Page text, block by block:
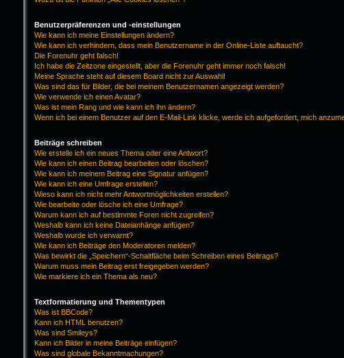
Benutzerpräferenzen und -einstellungen
Wie kann ich meine Einstellungen ändern?
Wie kann ich verhindern, dass mein Benutzername in der Online-Liste auftaucht?
Die Forenuhr geht falsch!
Ich habe die Zeitzone eingestellt, aber die Forenuhr geht immer noch falsch!
Meine Sprache steht auf diesem Board nicht zur Auswahl!
Was sind das für Bilder, die bei meinem Benutzernamen angezeigt werden?
Wie verwende ich einen Avatar?
Was ist mein Rang und wie kann ich ihn ändern?
Wenn ich bei einem Benutzer auf den E-Mail-Link klicke, werde ich aufgefordert, mich
Beiträge schreiben
Wie erstelle ich ein neues Thema oder eine Antwort?
Wie kann ich einen Beitrag bearbeiten oder löschen?
Wie kann ich meinem Beitrag eine Signatur anfügen?
Wie kann ich eine Umfrage erstellen?
Wieso kann ich nicht mehr Antwortmöglichkeiten erstellen?
Wie bearbeite oder lösche ich eine Umfrage?
Warum kann ich auf bestimmte Foren nicht zugreifen?
Weshalb kann ich keine Dateianhänge anfügen?
Weshalb wurde ich verwarnt?
Wie kann ich Beiträge den Moderatoren melden?
Was bewirkt die „Speichern“-Schaltfläche beim Schreiben eines Beitrags?
Warum muss mein Beitrag erst freigegeben werden?
Wie markiere ich ein Thema als neu?
Textformatierung und Thementypen
Was ist BBCode?
Kann ich HTML benutzen?
Was sind Smileys?
Kann ich Bilder in meine Beiträge einfügen?
Was sind globale Bekanntmachungen?